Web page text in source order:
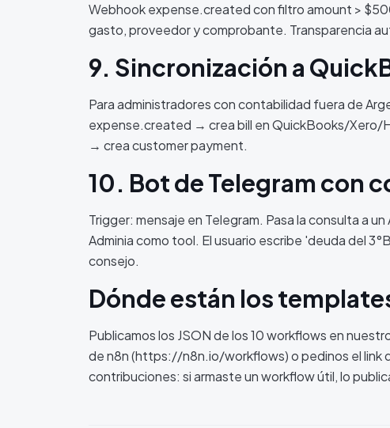
Webhook expense.created con filtro amount >
gasto, proveedor y comprobante. Transparencia
9. Sincronización a
Para administradores con contabilidad fuera de
expense.created → crea bill en QuickBooks/
→ crea customer payment.
10. Bot de Telegram con
Trigger: mensaje en Telegram. Pasa la consulta a
Adminia como tool. El usuario escribe 'deuda del
consejo.
Dónde están los
Publicamos los JSON de los 10 workflows en
de n8n (https://n8n.io/workflows) o pedinos el link
contribuciones: si armaste un workflow útil, lo